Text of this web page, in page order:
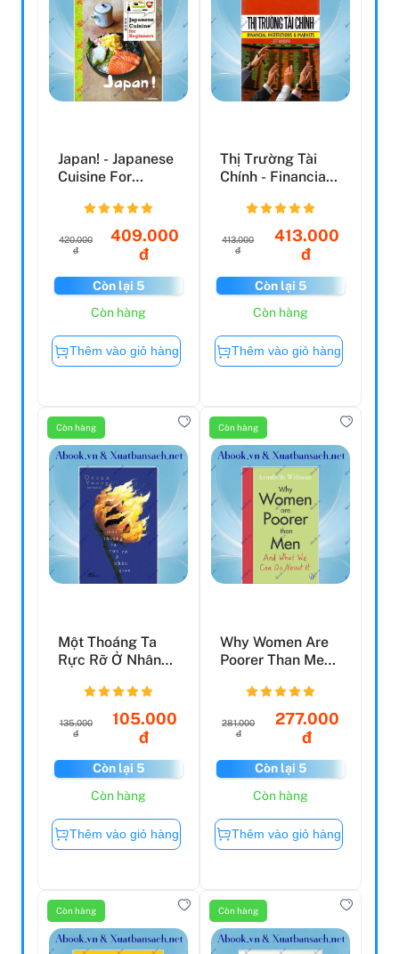
Japan! - Japanese
Cuisine For
420.000
đ
409.000
đ
Còn lại 5
Còn hàng
Thêm vào giỏ hàng
Thị Trường Tài
Chính - Financial
413.000
đ
413.000
đ
Còn lại 5
Còn hàng
Thêm vào giỏ hàng
Còn hàng
Một Thoáng Ta
Rực Rỡ Ở Nhân
135.000
đ
105.000
đ
Còn lại 5
Còn hàng
Thêm vào giỏ hàng
Còn hàng
Why Women Are
Poorer Than Men
Do A...
281.000
đ
277.000
đ
Còn lại 5
Còn hàng
Thêm vào giỏ hàng
Còn hàng Còn hàng